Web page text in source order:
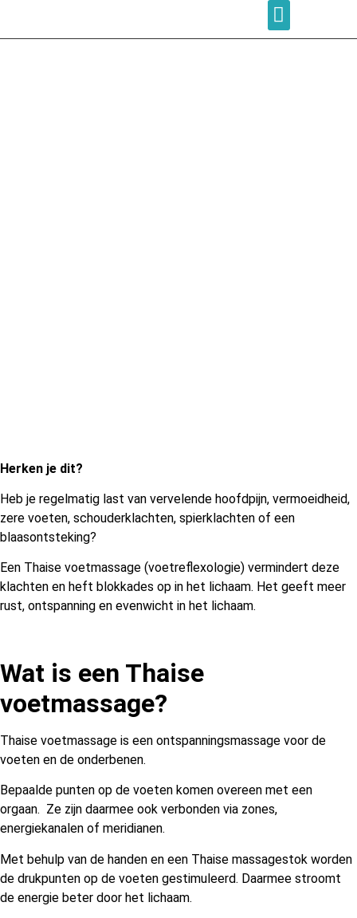
Herken je dit?
Heb je regelmatig last van vervelende hoofdpijn, vermoeidheid,
zere voeten, schouderklachten, spierklachten of een
blaasontsteking?
Een Thaise voetmassage (voetreflexologie) vermindert deze
klachten en heft blokkades op in het lichaam. Het geeft meer
rust, ontspanning en evenwicht in het lichaam.
Wat is een Thaise
voetmassage?
Thaise voetmassage is een ontspanningsmassage voor de
voeten en de onderbenen.
Bepaalde punten op de voeten komen overeen met een
orgaan. Ze zijn daarmee ook verbonden via zones,
energiekanalen of meridianen.
Met behulp van de handen en een Thaise massagestok worden
de drukpunten op de voeten gestimuleerd. Daarmee stroomt
de energie beter door het lichaam.